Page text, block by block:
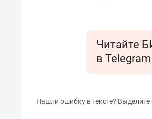
Читайте
в Telegram
Нашли ошибку в тексте?